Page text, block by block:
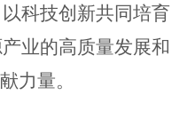
科技创新共同培育
业的高质量发展和
力量。